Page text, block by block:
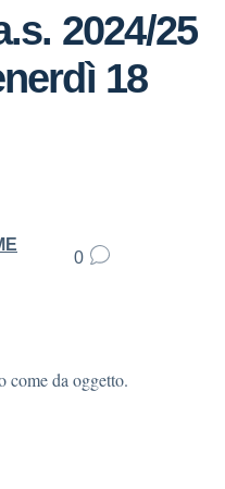
2024/25
18
0
come da oggetto.